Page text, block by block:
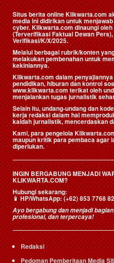
Situs berita online Klikwarta.com
media ini didirikan untuk
cyber. Klikwarta.com dinaungi oleh
(Terverifikasi Faktual Dewan Pers)
Verifikasi/K/X/2025.
Melalui berbagai rubrik/konten
melakukan pembenahan untuk
kekiniannya.
Klikwarta.com dalam
pendidikan, hiburan dan kontrol
www.klikwarta.com terikat oleh
menjalankan tugas jurnalistik
Selain itu, undang-undang dan
kerja redaksi dalam hal
kaidah jurnalistik, mencerdaskan
Kami, para pengelola
maupun kritik para pembaca agar
diperlukan.
INGIN BERGABUNG MENJADI
KLIKWARTA.COM?
Hubungi sekarang:
📱HP/WhatsApp:(+62) 853 7768
Ayo bergabung dan menjadi
profesional, dan terpercaya!
Redaksi
Pedoman Pemberitaan Media